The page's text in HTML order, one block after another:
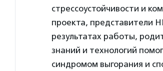
стрессоустойчивости и
проекта, представители
результатах работы,
знаний и технологий
синдромом выгорания и